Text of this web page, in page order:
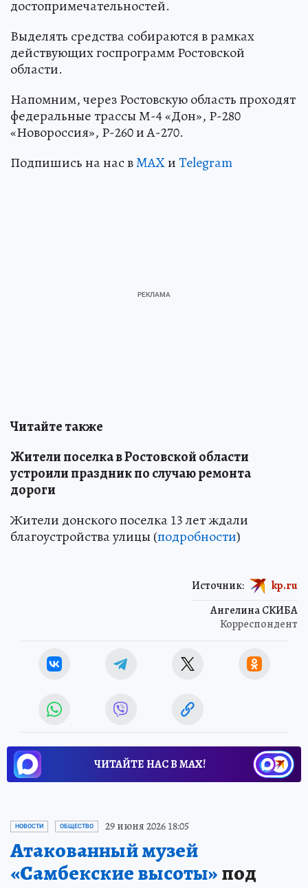
достопримечательностей.
Выделять средства собираются в рамках
действующих госпрограмм Ростовской
области.
Напомним, через Ростовскую область проходят
федеральные трассы М-4 «Дон», Р-280
«Новороссия», Р-260 и А-270.
Подпишись на нас вMAXиTelegram
Читайте также
Жители поселка в Ростовской области
устроили праздник по случаю ремонта
дороги
Жители донского поселка 13 лет ждали
благоустройства улицы (подробности)
Ангелина СКИБА
Корреспондент
Источник: kp.ru
ЧИТАЙТЕ НАС В МАХ!
НОВОСТИ ОБЩЕСТВО 29 июня 2026 18:05
Атакованный музей
«Самбекские высоты»под